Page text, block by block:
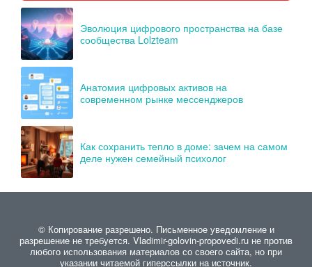
Эволюция цифрового пространства на базе
сообщества Lolzteam
Анатомия цифровых активов на
современном рынке мессенджеров
Как сохранить тепло в доме: зачем на самом
деле нужен семейный психолог
© Копирование разрешено. Письменное уведомление и
разрешение не требуется. Vladimir-golovin-propovedi.ru не против
любого использования материалов со своего сайта, но при
указании читаемой гиперссылки на источник.